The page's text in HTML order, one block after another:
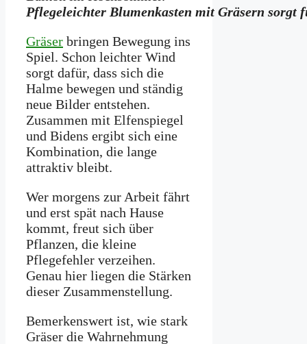
Pflegeleichter Blumenkasten mit Gräsern sorgt
Gräser bringen Bewegung ins
Spiel. Schon leichter Wind
sorgt dafür, dass sich die
Halme bewegen und ständig
neue Bilder entstehen.
Zusammen mit Elfenspiegel
und Bidens ergibt sich eine
Kombination, die lange
attraktiv bleibt.
Wer morgens zur Arbeit fährt
und erst spät nach Hause
kommt, freut sich über
Pflanzen, die kleine
Pflegefehler verzeihen.
Genau hier liegen die Stärken
dieser Zusammenstellung.
Bemerkenswert ist, wie stark
Gräser die Wahrnehmung